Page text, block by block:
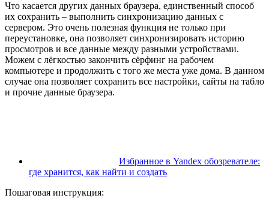
Что касается других данных браузера, единственный способ
их сохранить – выполнить синхронизацию данных с
сервером. Это очень полезная функция не только при
переустановке, она позволяет синхронизировать историю
просмотров и все данные между разными устройствами.
Можем с лёгкостью закончить сёрфинг на рабочем
компьютере и продолжить с того же места уже дома. В данном
случае она позволяет сохранить все настройки, сайты на табло
и прочие данные браузера.
Избранное в Yandex обозревателе:
где хранится, как найти и создать
Пошаговая инструкция: